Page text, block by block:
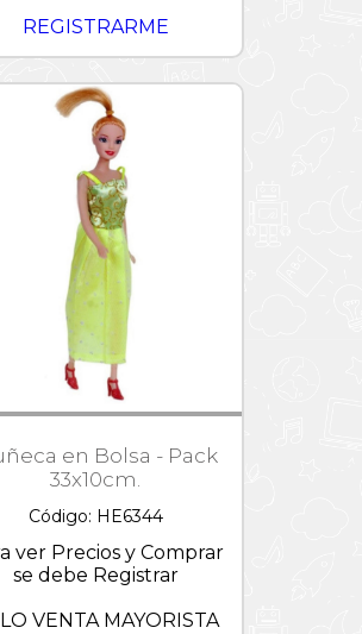
REGISTRARME
en Bolsa - Pack
33x10cm.
Código: HE6344
ver Precios y Comprar
se debe Registrar
VENTA MAYORISTA